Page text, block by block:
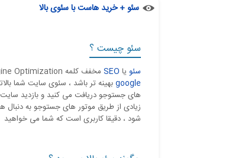
سئو + خرید هاست با سئوی بالا
سئو چیست ؟
سئو یا SEO مخفف کلمه Search Engine Optimization می باشد . هر چقدر سایت شما برای موتور های جستوجو مثل
googleبهینه تر باشد ، سئوی سایت شما
های جستوجو دریافت می کنید و بازدید سایت
زیادی از طریق موتور های جستوجو به
شود ، دقیقا کاربری است که شما می خواهید